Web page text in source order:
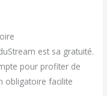
est sa gratuité.
pour profiter de
obligatoire facilite